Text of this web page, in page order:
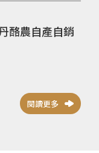
酪農自產自銷
閱讀更多